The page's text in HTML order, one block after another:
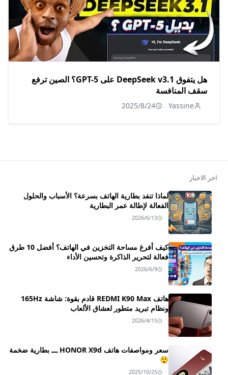
هل يتفوق DeepSeek v3.1 على GPT-5؟ الصين ترفع
سقف المنافسة
Yassine
2025/8/24
اخر الاخبار
لماذا تنفد بطارية الهاتف بسرعة؟ الأسباب والحلول
الفعالة لإطالة عمر البطارية
2026/6/13
كيف أفرغ مساحة التخزين في الهاتف؟ أفضل 10 طرق
فعالة لتحرير الذاكرة وتحسين الأداء
2026/6/9
هاتف REDMI K90 Max قادم بقوة: شاشة 165Hz
ونظام تبريد متطور لعشاق الألعاب
2026/4/15
سعر ومواصفات هاتف HONOR X9d ـــ بطارية ضخمة
😲
2025/10/25